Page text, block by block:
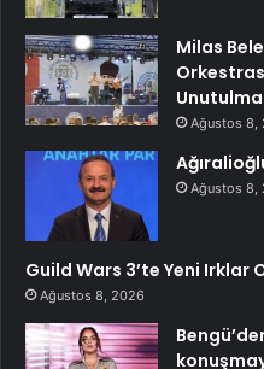
Milas
Ağustos 8,
Ağustos 8,
Guild Wars 3’te Yeni Irklar
Ağustos 8, 2026